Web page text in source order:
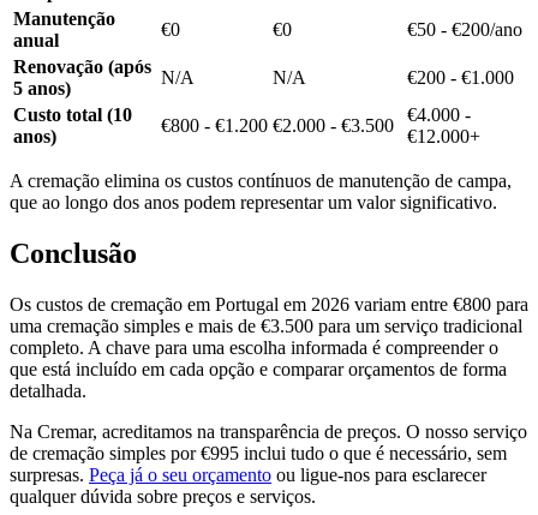
Manutenção
anual
€0 €0
€50 - €200/ano
Renovação (após
5 anos)
N/A N/A
€200 - €1.000
Custo total (10
anos)
€800 - €1.200 €2.000 - €3.500
€4.000 -
€12.000+
A cremação elimina os custos contínuos de manutenção de campa,
que ao longo dos anos podem representar um valor significativo.
Conclusão
Os custos de cremação em Portugal em 2026 variam entre €800 para
uma cremação simples e mais de €3.500 para um serviço tradicional
completo. A chave para uma escolha informada é compreender o
que está incluído em cada opção e comparar orçamentos de forma
detalhada.
Na Cremar, acreditamos na transparência de preços. O nosso serviço
de cremação simples por €995 inclui tudo o que é necessário, sem
surpresas. Peça já o seu orçamento ou ligue-nos para esclarecer
qualquer dúvida sobre preços e serviços.